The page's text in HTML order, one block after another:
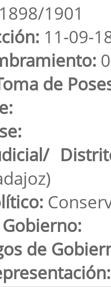
1898/1901
11-09-
de
de